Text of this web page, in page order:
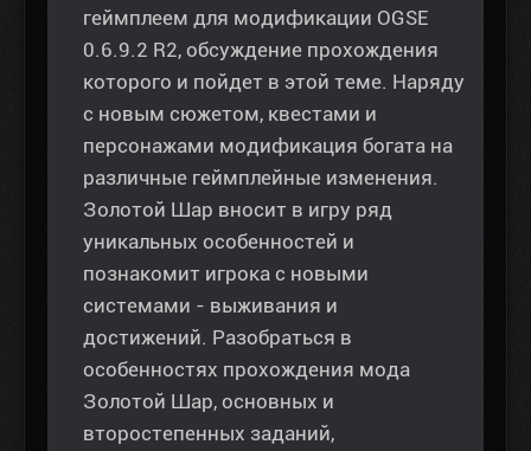
геймплеем для модификации OGSE
0.6.9.2 R2, обсуждение прохождения
которого и пойдет в этой теме. Наряду
с новым сюжетом, квестами и
персонажами модификация богата на
различные геймплейные изменения.
Золотой Шар вносит в игру ряд
уникальных особенностей и
познакомит игрока с новыми
системами - выживания и
достижений. Разобраться в
особенностях прохождения мода
Золотой Шар, основных и
второстепенных заданий,